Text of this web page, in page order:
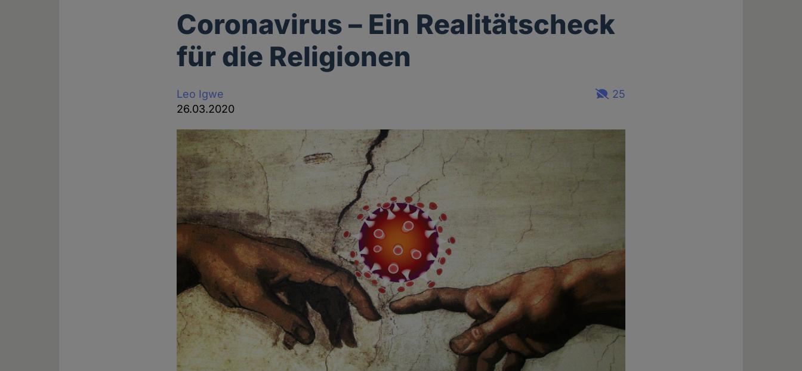
Coronavirus – Ein Realitätscheck
für die Religionen
Leo Igwe
26.03.2020
25